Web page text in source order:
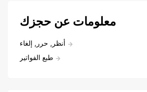
معلومات عن حجزك
أنظر, حرر, إلغاء
طبع الفواتير